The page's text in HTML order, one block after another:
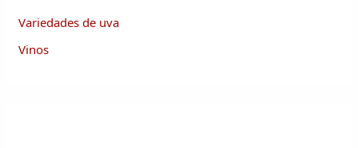
Variedades de uva
Vinos